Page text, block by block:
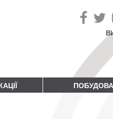
ПОБУДОВА